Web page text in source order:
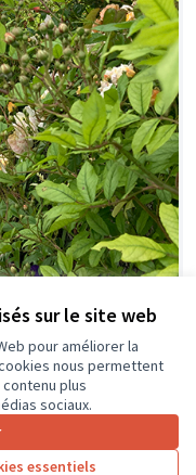
sur le site web
pour améliorer la
nous permettent
plus
sociaux.
essentiels
du Jardin
ferrée et
de fruitiers
du jardin